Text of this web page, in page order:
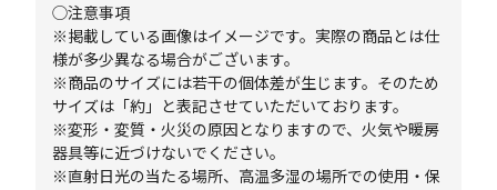
◯注意事項
※掲載している画像はイメージです。実際の商品とは仕
様が多少異なる場合がございます。
※商品のサイズには若干の個体差が生じます。そのため
サイズは「約」と表記させていただいております。
※変形・変質・火災の原因となりますので、火気や暖房
器具等に近づけないでください。
※直射日光の当たる場所、高温多湿の場所での使用・保